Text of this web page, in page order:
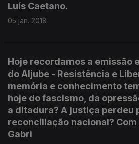
Luís Caetano.
05 jan. 2018
Hoje recordamos a emissão
do Aljube - Resistência e
memória e conhecimento
hoje do fascismo, da
a ditadura? A justiça perdeu
reconciliação nacional? Com
Gabri